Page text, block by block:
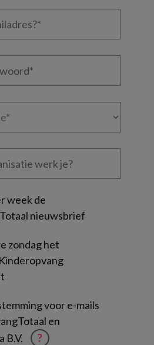
week de
nieuwsbrief
zondag het
voor e-mails
en
B.V.
?